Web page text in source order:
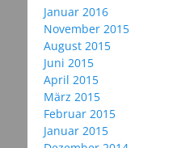
Januar 2016
November 2015
August 2015
Juni 2015
April 2015
März 2015
Februar 2015
Januar 2015